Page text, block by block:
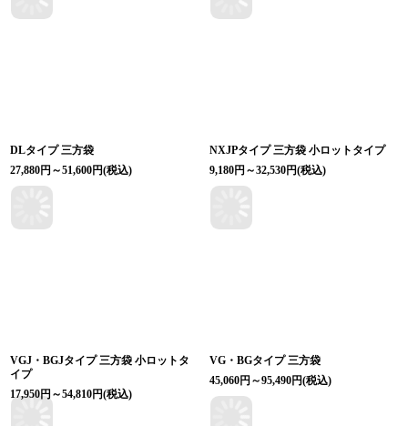
DLタイプ 三方袋
27,880円 ～51,600円(税込)
NXJPタイプ 三方袋 小ロットタイプ
9,180円 ～32,530円(税込)
VGJ・BGJタイプ 三方袋 小ロットタ
イプ
17,950円 ～54,810円(税込)
VG・BGタイプ 三方袋
45,060円 ～95,490円(税込)